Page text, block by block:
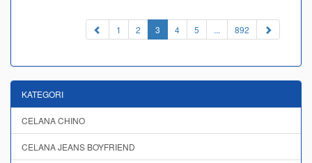
1 2 3 (current)
4 5 ... 892
KATEGORI
CELANA CHINO
CELANA JEANS BOYFRIEND